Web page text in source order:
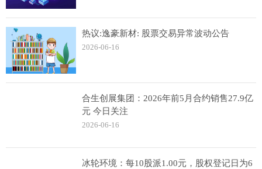
热议:逸豪新材: 股票交易异常波动公告
2026-06-16
合生创展集团：2026年前5月合约销售27.9亿
元 今日关注
2026-06-16
冰轮环境：每10股派1.00元，股权登记日为6